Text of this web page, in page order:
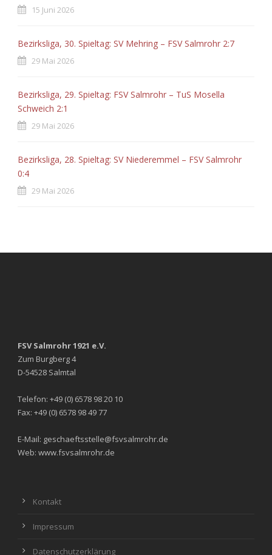
15 Juni 2026
Bezirksliga, 30. Spieltag: SV Mehring – FSV Salmrohr 2:7
29 Mai 2026
Bezirksliga, 29. Spieltag: FSV Salmrohr – TuS Mosella
Schweich 2:1
29 Mai 2026
Bezirksliga, 28. Spieltag: SV Niederemmel – FSV Salmrohr
0:4
29 Mai 2026
FSV Salmrohr 1921 e.V.
Zum Burgberg 4
D-54528 Salmtal
Telefon: +49 (0) 6578 98 20 10
Fax: +49 (0) 6578 98 49 77
E-Mail: geschaeftsstelle@fsvsalmrohr.de
Web: www.fsvsalmrohr.de
Kontakt
Impressum
Datenschutzerklärung